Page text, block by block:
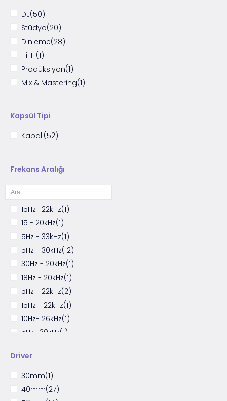
DJ(50)
Stüdyo(20)
Dinleme(28)
Hi-Fi(1)
Prodüksiyon(1)
Mix & Mastering(1)
Kapsül Tipi
Kapalı(52)
Frekans Aralığı
15Hz- 22kHz(1)
15 - 20kHz(1)
5Hz - 33kHz(1)
5Hz - 30kHz(12)
30Hz - 20kHz(1)
18Hz - 20kHz(1)
5Hz - 22kHz(2)
15Hz - 22kHz(1)
10Hz- 26kHz(1)
5Hz- 30kHz(1)
10Hz - 30kHz
70 - 8 kHz
20 – 20kHz
Driver
30mm(1)
40mm(27)